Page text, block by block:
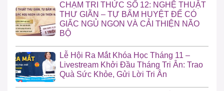
CHẠM TRI THỨC SỐ 12: NGHỆ THUẬT
THƯ GIÃN – TỰ BẤM HUYỆT ĐỂ CÓ
GIẤC NGỦ NGON VÀ CẢI THIỆN NÃO
BỘ
Lễ Hội Ra Mắt Khóa Học Tháng 11 –
Livestream Khởi Đầu Tháng Tri Ân: Trao
Quà Sức Khỏe, Gửi Lời Tri Ân